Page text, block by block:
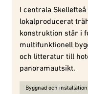
I centrala
lokalproducerat
konstruktion står i
multifunktionell
och litteratur till
panoramautsikt.
Ämnen för Sara
Byggnad och installation